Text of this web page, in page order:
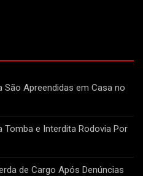
São Apreendidas em Casa no
Tomba e Interdita Rodovia Por
de Cargo Após Denúncias